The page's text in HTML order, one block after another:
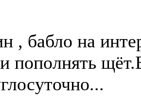
, бабло на
пополнять